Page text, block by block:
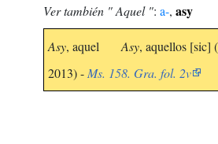
Ver también " Aquel ": a-, asy
Asy, aquel Asy, aquellos [sic]
2013) - Ms. 158. Gra. fol. 2v